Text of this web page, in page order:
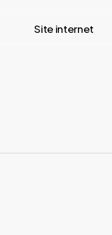
Site internet